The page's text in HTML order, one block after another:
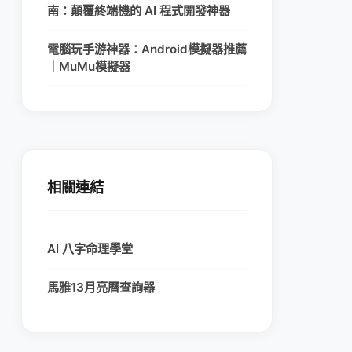
南：顛覆終端機的 AI 程式開發神器
電腦玩手游神器：Android模擬器推薦
｜MuMu模擬器
相關連結
AI 八字命理學堂
馬雅13月亮曆查詢器